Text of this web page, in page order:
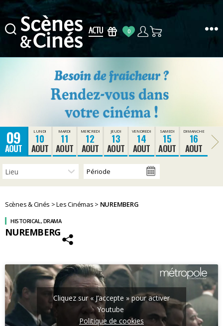
Cinés
0
09
AOUT
LUNDI
10
AOUT
MARDI
11
AOUT
MERCREDI
12
AOUT
JEUDI
13
AOUT
VENDREDI
14
AOUT
SAMEDI
15
AOUT
DIMANCHE
16
AOUT
Scènes & Cinés >Les Cinémas > NUREMBERG
NUREMBERG
HISTORICAL, DRAMA
Cliquez sur « J’accepte » pour activer
Youtube
Politique de cookies